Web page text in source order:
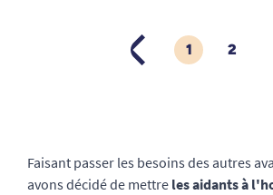
PRÉCÉDENT
1 2
Faisant passer les besoins des autres
avons décidé de mettre les aidants à